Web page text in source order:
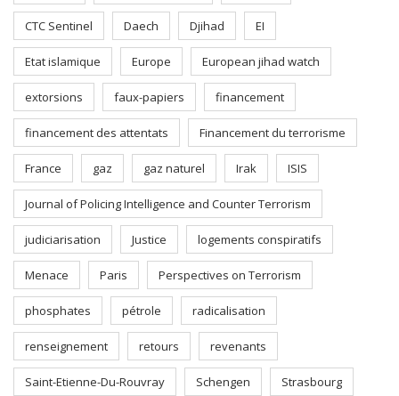
CTC Sentinel Daech Djihad EI
Etat islamique Europe European jihad watch
extorsions faux-papiers financement
financement des attentats Financement du terrorisme
France gaz gaz naturel Irak ISIS
Journal of Policing Intelligence and Counter Terrorism
judiciarisation Justice logements conspiratifs
Menace Paris Perspectives on Terrorism
phosphates pétrole radicalisation
renseignement retours revenants
Saint-Etienne-Du-Rouvray Schengen Strasbourg